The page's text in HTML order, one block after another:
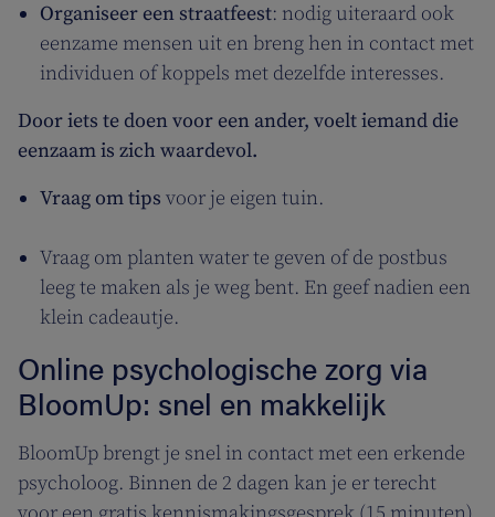
Organiseer een straatfeest: nodig uiteraard ook
eenzame mensen uit en breng hen in contact met
individuen of koppels met dezelfde interesses.
Door iets te doen voor een ander, voelt iemand die
eenzaam is zich waardevol.
Vraag om tips voor je eigen tuin.
Vraag om planten water te geven of de postbus
leeg te maken als je weg bent. En geef nadien een
klein cadeautje.
Online psychologische zorg via
BloomUp: snel en makkelijk
BloomUp brengt je snel in contact met een erkende
psycholoog. Binnen de 2 dagen kan je er terecht